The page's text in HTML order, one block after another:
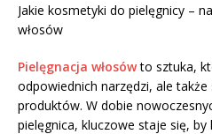
Jakie kosmetyki do pielęgnicy –
włosów
Pielęgnacja włosówto sztuka,
odpowiednich narzędzi, ale
produktów. W dobie
pielęgnica, kluczowe staje się, by